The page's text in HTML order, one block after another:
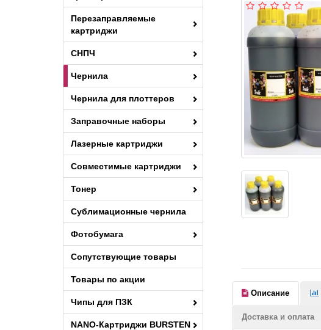
Перезаправляемые
картриджи
СНПЧ
Чернила
Чернила для плоттеров
Заправочные наборы
Лазерные картриджи
Совместимые картриджи
Тонер
Сублимационные чернила
Фотобумага
Сопутствующие товары
Товары по акции
Чипы для ПЗК
NANO-Картриджи BURSTEN
Описание
Доставка и оплата